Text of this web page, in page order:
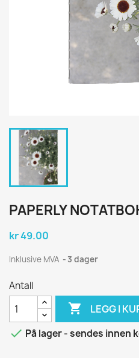
PAPERLY
kr 49.00
Inklusive MVA 3 dager
Antall
 LEGG I
 På lager - sendes innen